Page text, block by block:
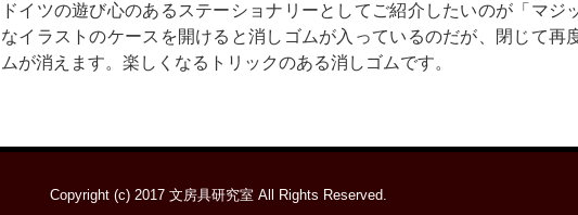
ドイツの遊び心のあるステーショナリーとしてご紹介したいのが「マジ
なイラストのケースを開けると消しゴムが入っているのだが、閉じて
ムが消えます。楽しくなるトリックのある消しゴムです。
Copyright (c) 2017 文房具研究室All Rights Reserved.